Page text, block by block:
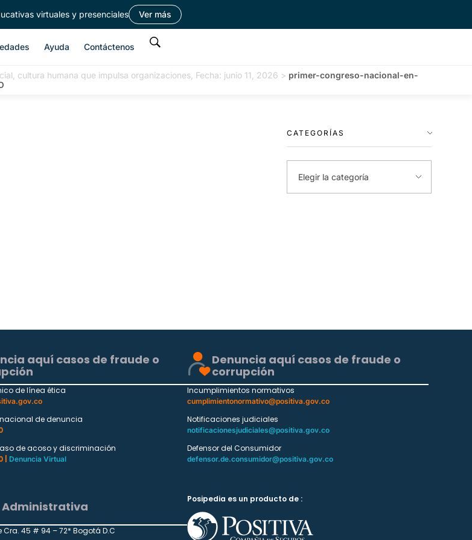
virtuales y presenciales Ver más
Ayuda Contáctenos
cultura humana que impulsa organizaciones, Fecha: junio 11, 2026 > primer-congreso-nacional-en-
CATEGORÍAS
aquí casos de fraude o
de línea ética
de denuncia
de acoso y discriminación
|
Denuncia Virtual
Denuncia aquí casos de fraude o
corrupción
Incumplimientos normativos
cumplimientonormativo@positiva.gov.co
Notificaciones judiciales
notificacionesjudiciales@positiva.gov.co
Defensor del Consumidor
defensor.de.consumidor@positiva.gov.co
Administrativa
Cra. 45 # 94 – 72* Bogotá D.C
Posipedia es un producto de :